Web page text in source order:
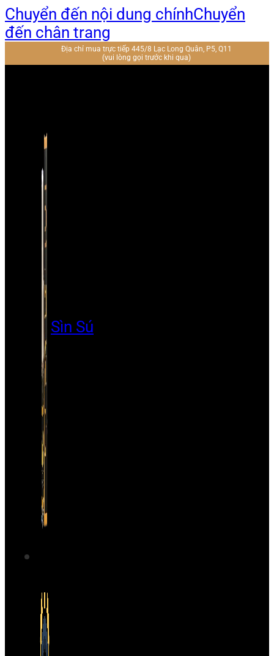
Chuyển đến nội dung chínhChuyển
đến chân trang
Địa chỉ mua trực tiếp 445/8 Lạc Long Quân, P5, Q11
(vui lòng gọi trước khi qua)
Sìn Sú